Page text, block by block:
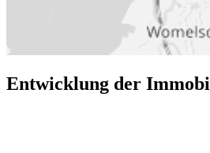
Entwicklung der